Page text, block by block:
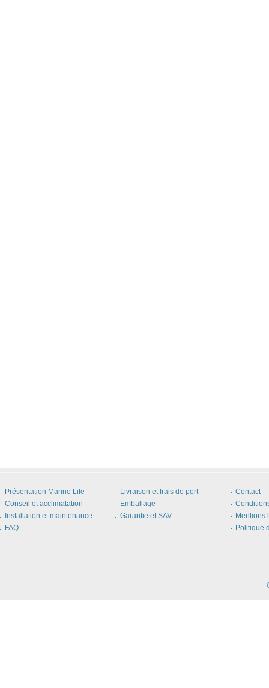
Présentation Marine Life
Conseil et acclimatation
Installation et maintenance
FAQ
Livraison et frais de port
Emballage
Garantie et SAV
Contact
Mentions
Politique